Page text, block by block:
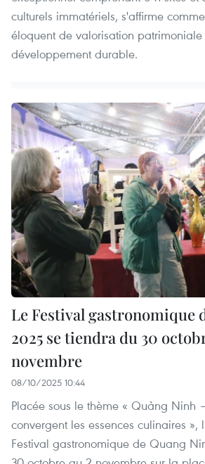
culturels immatériels, s'affirme
éloquent de valorisation
développement durable.
Le Festival gastronomique
2025 se tiendra du 30
novembre
08/10/2025 10:44
Placée sous le thème « Quảng Ninh
convergent les essences culinaires »,
Festival gastronomique de Quang